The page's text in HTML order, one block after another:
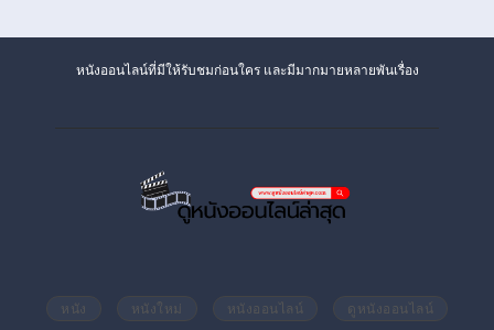
หนังออนไลน์ที่มีให้รับชมก่อนใคร และมีมากมายหลายพันเรื่อง
หนัง หนังใหม่ หนังออนไลน์ ดูหนังออนไลน์